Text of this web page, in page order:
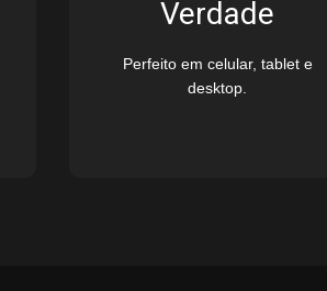
Verdade
Perfeito em celular, tablet e
desktop.